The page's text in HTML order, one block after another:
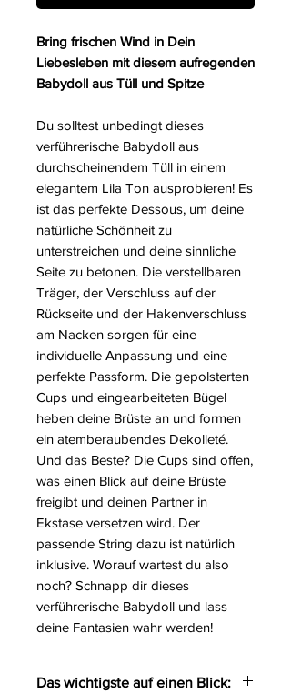
Bring frischen Wind in Dein
Liebesleben mit diesem aufregenden
Babydoll aus Tüll und Spitze
Du solltest unbedingt dieses
verführerische Babydoll aus
durchscheinendem Tüll in einem
elegantem Lila Ton ausprobieren! Es
ist das perfekte Dessous, um deine
natürliche Schönheit zu
unterstreichen und deine sinnliche
Seite zu betonen. Die verstellbaren
Träger, der Verschluss auf der
Rückseite und der Hakenverschluss
am Nacken sorgen für eine
individuelle Anpassung und eine
perfekte Passform. Die gepolsterten
Cups und eingearbeiteten Bügel
heben deine Brüste an und formen
ein atemberaubendes Dekolleté.
Und das Beste? Die Cups sind offen,
was einen Blick auf deine Brüste
freigibt und deinen Partner in
Ekstase versetzen wird. Der
passende String dazu ist natürlich
inklusive. Worauf wartest du also
noch? Schnapp dir dieses
verführerische Babydoll und lass
deine Fantasien wahr werden!
Das wichtigste auf einen Blick: